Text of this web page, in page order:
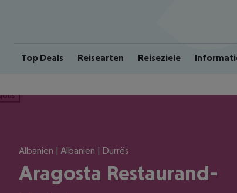
Top Deals Reisearten Reiseziele
Albanien | Albanien | Durrës
Aragosta Restaurand-